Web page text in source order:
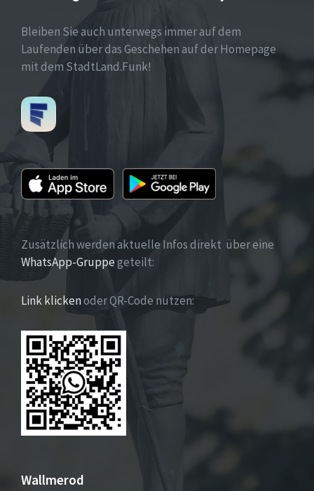
Bleiben Sie auch unterwegs immer auf dem
Laufenden über das Geschehen auf der Homepage
mit dem StadtLand.Funk!
Zusätzlich werden aktuelle Infos direkt über eine
WhatsApp-Gruppegeteilt:
Link klickenoder QR-Code nutzen:
Wallmerod